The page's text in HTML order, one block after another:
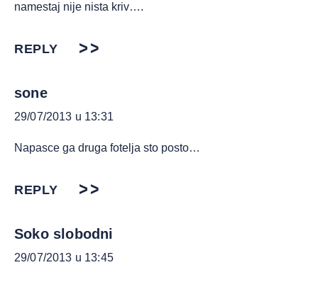
namestaj nije nista kriv….
REPLY
sone
29/07/2013 u 13:31
Napasce ga druga fotelja sto posto…
REPLY
Soko slobodni
29/07/2013 u 13:45